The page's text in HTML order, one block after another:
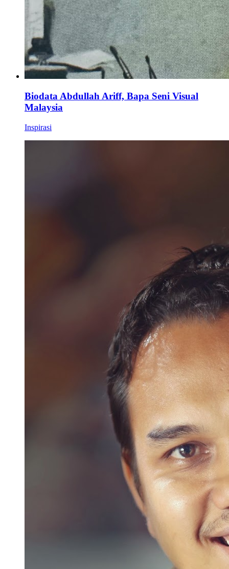
Biodata Abdullah Ariff, Bapa Seni Visual
Malaysia
Inspirasi